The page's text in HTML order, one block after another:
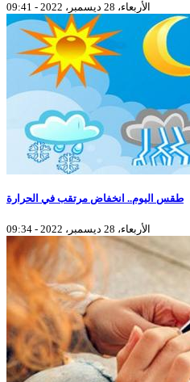
الأربعاء، 28 ديسمبر، 2022 - 09:41
طقس اليوم.. انخفاض مرتقب في الحرارة
الأربعاء، 28 ديسمبر، 2022 - 09:34